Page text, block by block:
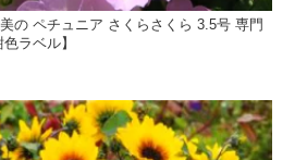
の ペチュニア さくらさくら 3.5号 専門
ラベル】